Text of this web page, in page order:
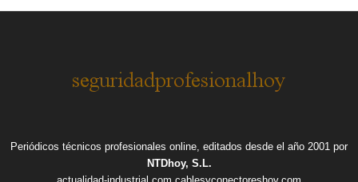
Periódicos técnicos profesionales online, editados desde el año 2001 por
NTDhoy, S.L.